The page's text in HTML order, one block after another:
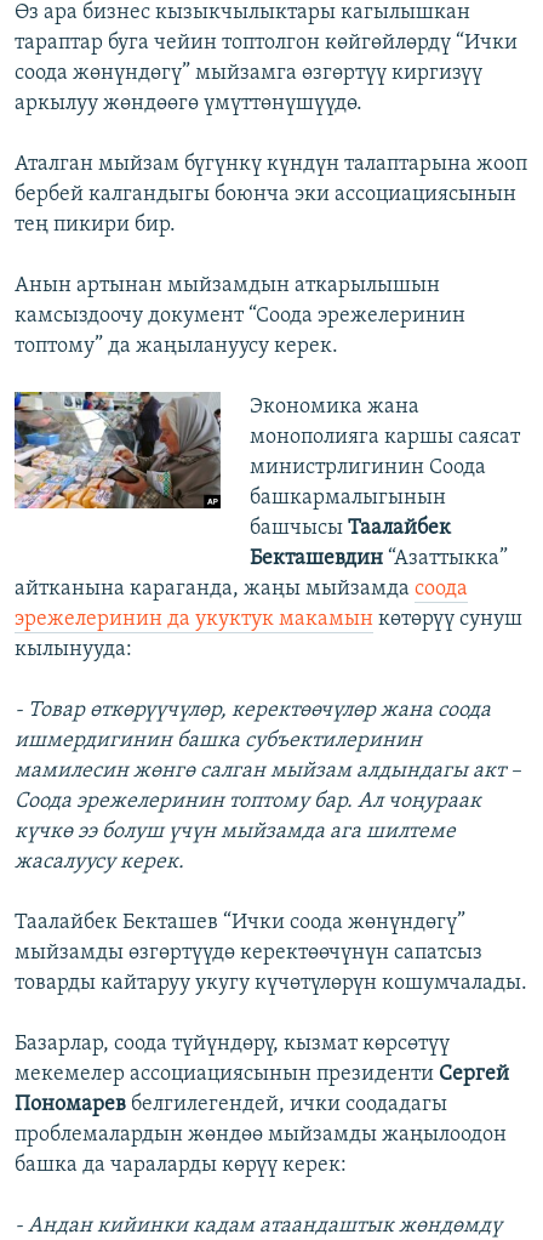
Өз ара бизнес кызыкчылыктары кагылышкан
тараптар буга чейин топтолгон көйгөйлөрдү “Ички
соода жөнүндөгү” мыйзамга өзгөртүү киргизүү
аркылуу жөндөөгө үмүттөнүшүүдө.
Аталган мыйзам бүгүнкү күндүн талаптарына жооп
бербей калгандыгы боюнча эки ассоциациясынын
тең пикири бир.
Анын артынан мыйзамдын аткарылышын
камсыздоочу документ “Соода эрежелеринин
топтому” да жаңылануусу керек.
Экономика жана
монополияга каршы саясат
министрлигинин Соода
башкармалыгынын
башчысы Таалайбек
Бекташевдин “Азаттыкка”
айтканына караганда, жаңы мыйзамда соода
эрежелеринин да укуктук макамын көтөрүү сунуш
кылынууда:
- Товар өткөрүүчүлөр, керектөөчүлөр жана соода
ишмердигинин башка субъектилеринин
мамилесин жөнгө салган мыйзам алдындагы акт –
Соода эрежелеринин топтому бар. Ал чоңураак
күчкө ээ болуш үчүн мыйзамда ага шилтеме
жасалуусу керек.
Таалайбек Бекташев “Ички соода жөнүндөгү”
мыйзамды өзгөртүүдө керектөөчүнүн сапатсыз
товарды кайтаруу укугу күчөтүлөрүн кошумчалады.
Базарлар, соода түйүндөрү, кызмат көрсөтүү
мекемелер ассоциациясынын президенти Сергей
Пономарев белгилегендей, ички соодадагы
проблемалардын жөндөө мыйзамды жаңылоодон
башка да чараларды көрүү керек:
- Андан кийинки кадам атаандаштык жөндөмдү